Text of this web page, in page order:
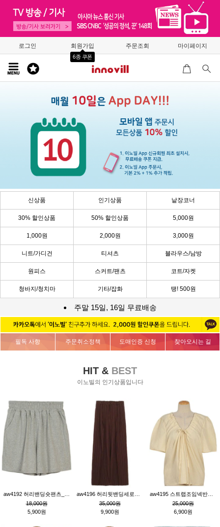
로그인 회원가입
6종 쿠폰
주문조회 마이페이지
신상품 인기상품 낱장코너
30% 할인상품 50% 할인상품 5,000원
1,000원 2,000원 3,000원
니트/가디건 티셔츠 블라우스/남방
원피스 스커트/팬츠 코트/자켓
청바지/청치마 기타/잡화 땡! 500원
주말 15일, 16일 무료배송
필독 사항 주문취소정책 도매인증 신청 찾아오시는 길
HIT & BEST
이노빌의 인기상품입니다
18,000원
5,900원
35,000원
9,900원
25,000원
6,900원